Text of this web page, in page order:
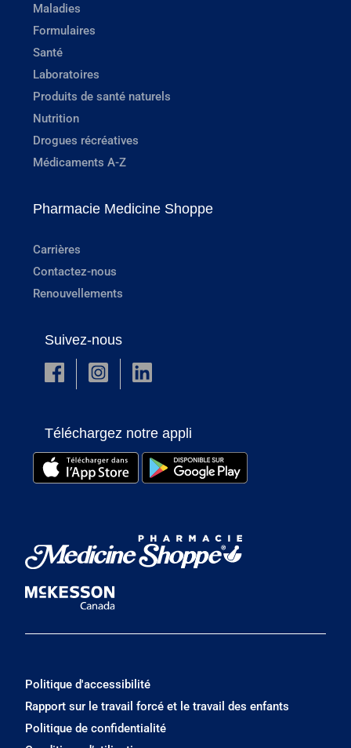
Maladies
Formulaires
Santé
Laboratoires
Produits de santé naturels
Nutrition
Drogues récréatives
Médicaments A-Z
Pharmacie Medicine Shoppe
Carrières
Contactez-nous
Renouvellements
Suivez-nous
Téléchargez notre appli
Politique d'accessibilité
Rapport sur le travail forcé et le travail des enfants
Politique de confidentialité